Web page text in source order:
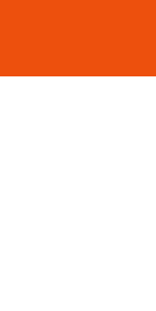
contenido